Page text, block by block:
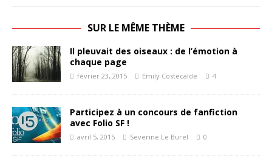
SUR LE MÊME THÈME
Il pleuvait des oiseaux : de l’émotion à
chaque page
février 23, 2015 Emily Costecalde 4
Participez à un concours de fanfiction
avec Folio SF !
avril 5, 2015 Severine Le Burel 0